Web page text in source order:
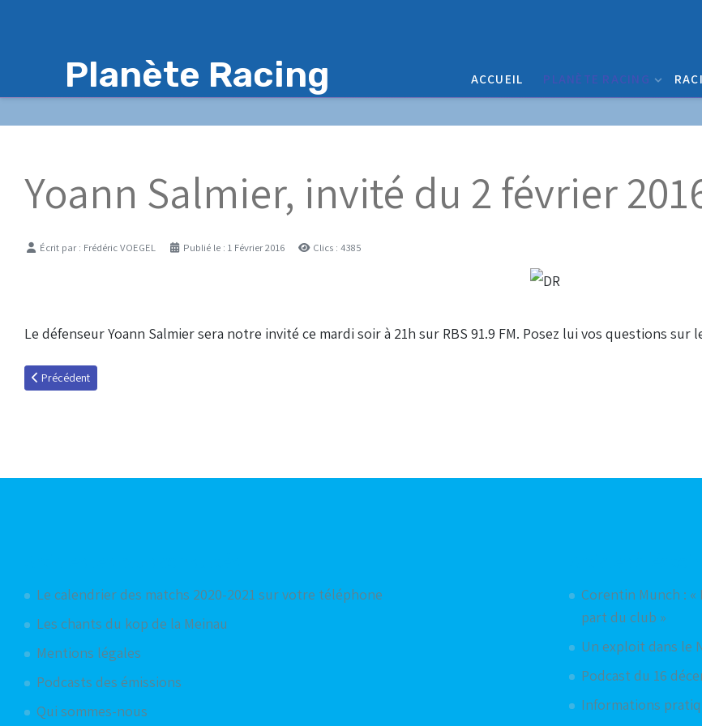
Planète Racing ACCUEIL PLANÈTE RACING
Yoann Salmier, invité du 2 février
DétailsÉcrit par : Frédéric VOEGEL Publié le : 1 Février 2016 Clics : 4385
Le défenseur Yoann Salmier sera notre invité ce mardi soir à 21h sur RBS 91.9 FM. Posez lui vos questions sur
Article précédent : José Cobos, invité de l'émission du 9 février 2016
Précédent
Le calendrier des matchs 2020-2021 sur votre téléphone
Les chants du kop de la Meinau
Mentions légales
Podcasts des émissions
Qui sommes-nous
Corentin Munch :
part du club »
Un exploit dans le
Podcast du 16
Informations